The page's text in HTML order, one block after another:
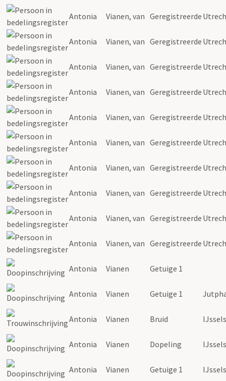
Antonia Vianen, van Geregistreerde
Antonia Vianen, van Geregistreerde
Antonia Vianen, van Geregistreerde
Antonia Vianen, van Geregistreerde
Antonia Vianen, van Geregistreerde
Antonia Vianen, van Geregistreerde
Antonia Vianen, van Geregistreerde
Antonia Vianen, van Geregistreerde
Antonia Vianen, van Geregistreerde
Antonia Vianen, van Geregistreerde
Antonia Vianen Getuige 1
Antonia Vianen Getuige 1
Antonia Vianen Bruid
Antonia Vianen Dopeling
Antonia Vianen Getuige 1